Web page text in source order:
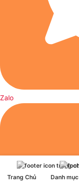
Trang Chủ Danh mục
Zalo